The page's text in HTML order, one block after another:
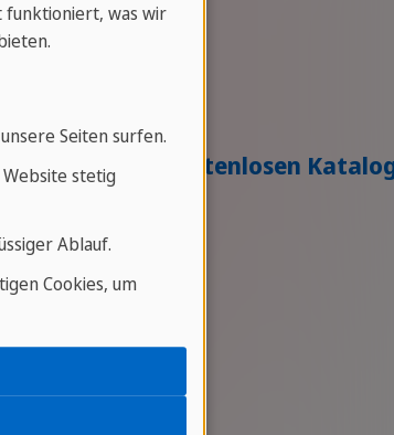
Hol dir deine kostenlosen
funktioniert, was wir
Seiten surfen.
stetig
Ablauf.
Cookies, um